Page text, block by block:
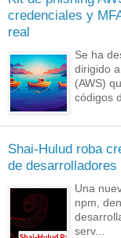
credenciales y
real
Se ha
dirigido
(AWS)
códigos
Shai-Hulud roba
de desarrolladores
Una
npm,
serv...